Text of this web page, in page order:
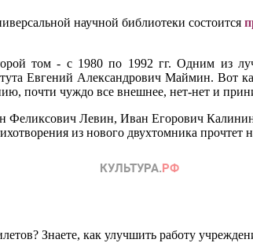
научной библиотеки состоится
том - с 1980 по 1992 гг. Одним из
Евгений Александрович Маймин.
почти чуждо все внешнее, нет-нет и
Феликсович Левин, Иван Егорович
из нового двухтомника
Знаете, как улучшить работу